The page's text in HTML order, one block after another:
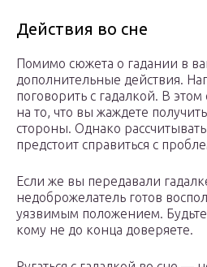
Действия во сне
Помимо сюжета о гадании в
дополнительные действия.
поговорить с гадалкой. В этом
на то, что вы жаждете
стороны. Однако
предстоит справиться с
Если же вы передавали
недоброжелатель готов
уязвимым положением.
кому не до конца доверяете.